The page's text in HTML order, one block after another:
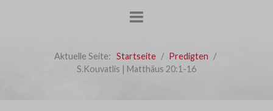
Aktuelle Seite: Startseite
Predigten
S.Kouvatlis | Matthäus 20:1-16